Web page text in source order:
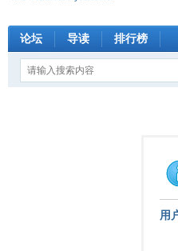
论坛 导读 排行榜
用